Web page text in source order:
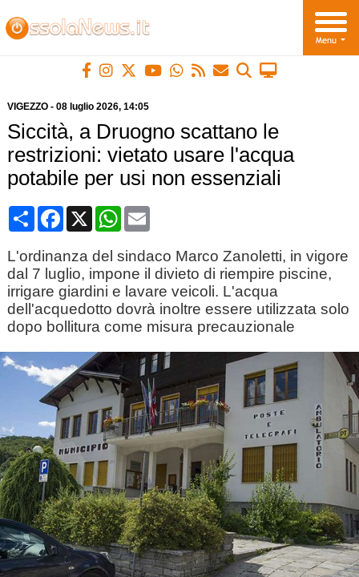
VIGEZZO- 08 luglio 2026, 14:05
Siccità, a Druogno scattano le
restrizioni: vietato usare l'acqua
potabile per usi non essenziali
CondividiFacebook
X WhatsApp
Email
L'ordinanza del sindaco Marco Zanoletti, in vigore
dal 7 luglio, impone il divieto di riempire piscine,
irrigare giardini e lavare veicoli. L'acqua
dell'acquedotto dovrà inoltre essere utilizzata solo
dopo bollitura come misura precauzionale